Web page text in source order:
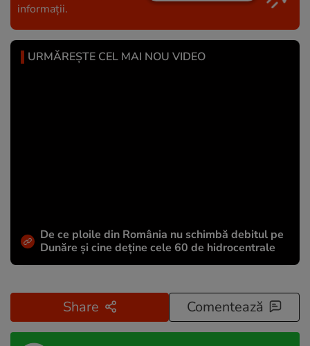
informații.
URMĂREȘTE CEL MAI NOU VIDEO
De ce ploile din România nu schimbă debitul pe
Dunăre și cine deține cele 60 de hidrocentrale
Share Comentează